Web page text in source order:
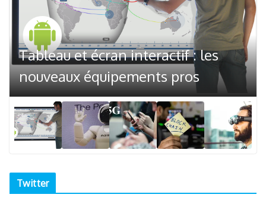
Tableau et écran interactif : les
nouveaux équipements pros
Twitter